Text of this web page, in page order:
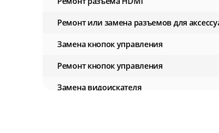
Ремонт или замена разъемов для
Замена кнопок управления
Ремонт кнопок управления
Замена видоискателя